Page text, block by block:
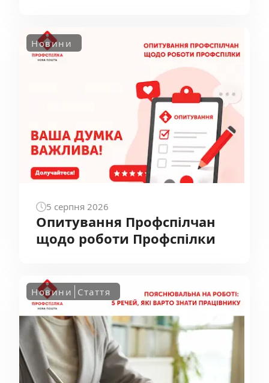
Новини
5 серпня 2026
Опитування Профспілчан
щодо роботи Профспілки
Новини Стаття